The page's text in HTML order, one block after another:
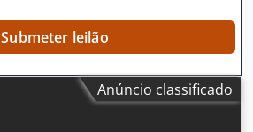
Submeter leilão
Anúncio classificado